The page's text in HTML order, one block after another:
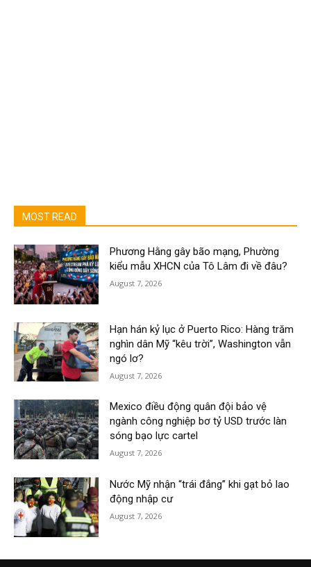
MOST READ
Phương Hằng gây bão mạng, Phường
kiểu mẫu XHCN của Tô Lâm đi về đâu?
August 7, 2026
Hạn hán kỷ lục ở Puerto Rico: Hàng trăm
nghìn dân Mỹ “kêu trời”, Washington vẫn
ngó lơ?
August 7, 2026
Mexico điều động quân đội bảo vệ
ngành công nghiệp bơ tỷ USD trước làn
sóng bạo lực cartel
August 7, 2026
Nước Mỹ nhận “trái đắng” khi gạt bỏ lao
động nhập cư
August 7, 2026